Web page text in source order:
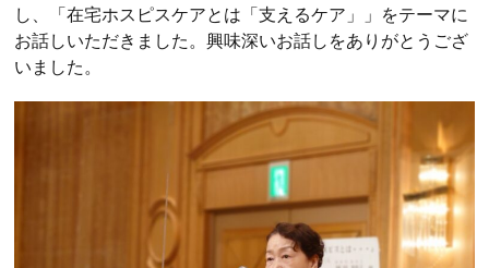
し、「在宅ホスピスケアとは「支えるケア」」をテーマに
お話しいただきました。興味深いお話しをありがとうござ
いました。